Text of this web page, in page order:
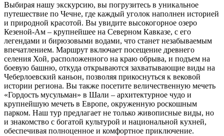
Выбирая нашу экскурсию, вы погрузитесь в уникальное
путешествие по Чечне, где каждый уголок наполнен историей
и природной красотой. Вы увидите высокогорное озеро
Кезеной-Ам – крупнейшее на Северном Кавказе, с его
легендами и бирюзовыми водами, что станет незабываемым
впечатлением. Маршрут включает посещение древнего
селения Хой, расположенного на краю обрыва, и подъем на
боевую башню, откуда открываются захватывающие виды на
Чеберлоевский каньон, позволяя прикоснуться к вековой
истории региона. Вы также посетите величественную мечеть
«Гордость мусульман» в Шали – архитектурное чудо и
крупнейшую мечеть в Европе, окруженную роскошным
парком. Наш тур предлагает не только живописные виды, но
и знакомство с богатой культурой и национальной кухней,
обеспечивая полноценное и комфортное приключение.